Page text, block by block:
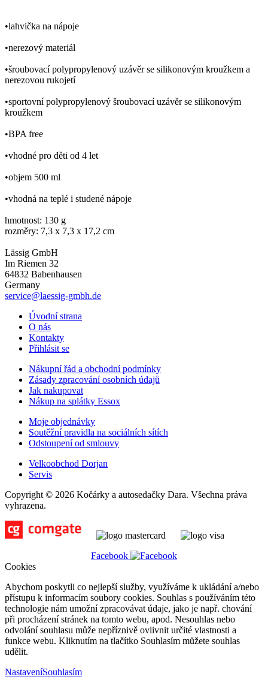
•lahvička na nápoje
•nerezový materiál
•šroubovací polypropylenový uzávěr se silikonovým kroužkem a
nerezovou rukojetí
•sportovní polypropylenový šroubovací uzávěr se silikonovým
kroužkem
•BPA free
•vhodné pro děti od 4 let
•objem 500 ml
•vhodná na teplé i studené nápoje
hmotnost: 130 g
rozměry: 7,3 x 7,3 x 17,2 cm
Lässig GmbH
Im Riemen 32
64832 Babenhausen
Germany
service@laessig-gmbh.de
Úvodní strana
O nás
Kontakty
Přihlásit se
Nákupní řád a obchodní podmínky
Zásady zpracování osobních údajů
Jak nakupovat
Nákup na splátky Essox
Moje objednávky
Soutěžní pravidla na sociálních sítích
Odstoupení od smlouvy
Velkoobchod Dorjan
Servis
Copyright © 2026 Kočárky a autosedačky Dara. Všechna práva
vyhrazena.
Facebook
Cookies
Abychom poskytli co nejlepší služby, využíváme k ukládání a/nebo
přístupu k informacím soubory cookies. Souhlas s používáním této
technologie nám umožní zpracovávat údaje, jako je např. chování
při procházení stránek na tomto webu, apod. Nesouhlas nebo
odvolání souhlasu může nepříznivě ovlivnit určité vlastnosti a
funkce webu. Kliknutím na tlačítko Souhlasím můžete souhlas
udělit.
NastaveníSouhlasím